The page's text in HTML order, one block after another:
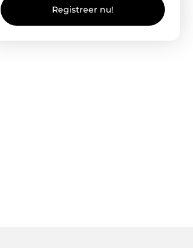
Registreer nu!